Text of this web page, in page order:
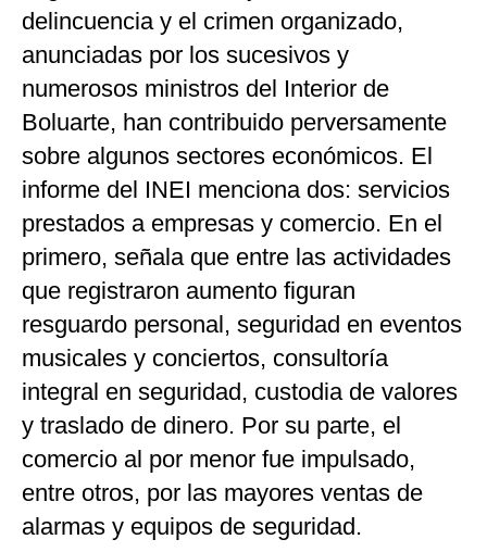
delincuencia y el crimen organizado,
anunciadas por los sucesivos y
numerosos ministros del Interior de
Boluarte, han contribuido perversamente
sobre algunos sectores económicos. El
informe del INEI menciona dos: servicios
prestados a empresas y comercio. En el
primero, señala que entre las actividades
que registraron aumento figuran
resguardo personal, seguridad en eventos
musicales y conciertos, consultoría
integral en seguridad, custodia de valores
y traslado de dinero. Por su parte, el
comercio al por menor fue impulsado,
entre otros, por las mayores ventas de
alarmas y equipos de seguridad.